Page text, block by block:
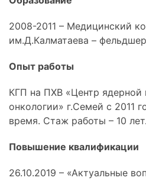
2008-2011 – Медицинский
им.Д.Калматаева – фельдшер
Опыт работы
КГП на ПХВ «Центр
онкологии» г.Семей с 2011
время. Стаж работы – 10 лет.
Повышение квалификации
26.10.2019 – «Актуальные